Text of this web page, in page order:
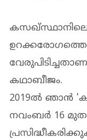
കസഖ്സ്ഥാനിലെ
കഥാബീജം.
2019ല്‍ ഞാന്‍
നവംബര്‍ 16